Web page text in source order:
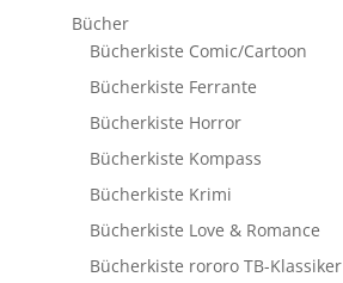
Bücher
Bücherkiste Comic/Cartoon
Bücherkiste Ferrante
Bücherkiste Horror
Bücherkiste Kompass
Bücherkiste Krimi
Bücherkiste Love & Romance
Bücherkiste rororo TB-Klassiker